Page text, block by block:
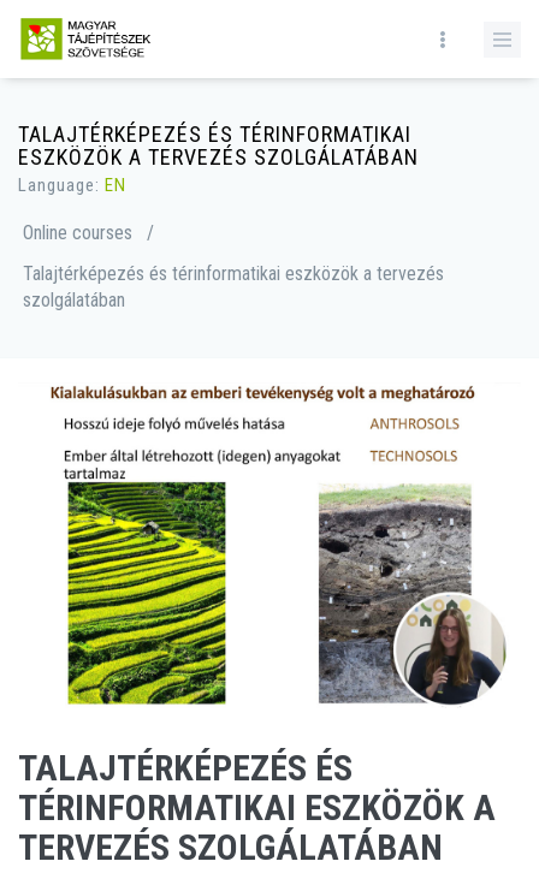
TALAJTÉRKÉPEZÉS ÉS TÉRINFORMATIKAI
ESZKÖZÖK A TERVEZÉS SZOLGÁLATÁBAN
Language: EN
Online courses
/
Talajtérképezés és térinformatikai eszközök a tervezés
szolgálatában
TALAJTÉRKÉPEZÉS ÉS
TÉRINFORMATIKAI ESZKÖZÖK A
TERVEZÉS SZOLGÁLATÁBAN